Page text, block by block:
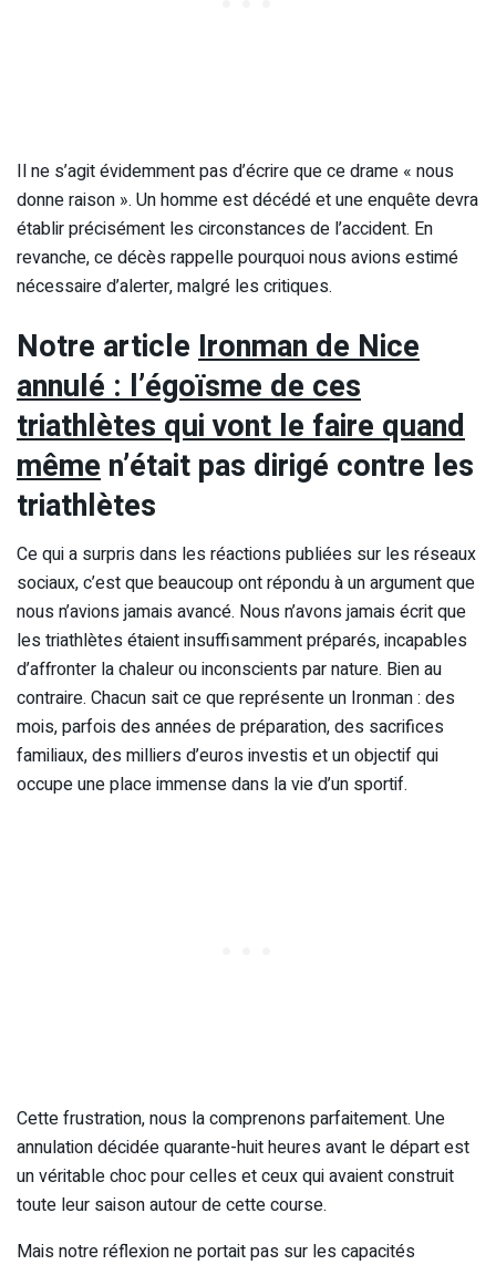
Il ne s’agit évidemment pas d’écrire que ce drame « nous
donne raison ». Un homme est décédé et une enquête devra
établir précisément les circonstances de l’accident. En
revanche, ce décès rappelle pourquoi nous avions estimé
nécessaire d’alerter, malgré les critiques.
Notre article Ironman de Nice
annulé : l’égoïsme de ces
triathlètes qui vont le faire quand
même n’était pas dirigé contre les
triathlètes
Ce qui a surpris dans les réactions publiées sur les réseaux
sociaux, c’est que beaucoup ont répondu à un argument que
nous n’avions jamais avancé. Nous n’avons jamais écrit que
les triathlètes étaient insuffisamment préparés, incapables
d’affronter la chaleur ou inconscients par nature. Bien au
contraire. Chacun sait ce que représente un Ironman : des
mois, parfois des années de préparation, des sacrifices
familiaux, des milliers d’euros investis et un objectif qui
occupe une place immense dans la vie d’un sportif.
Cette frustration, nous la comprenons parfaitement. Une
annulation décidée quarante-huit heures avant le départ est
un véritable choc pour celles et ceux qui avaient construit
toute leur saison autour de cette course.
Mais notre réflexion ne portait pas sur les capacités